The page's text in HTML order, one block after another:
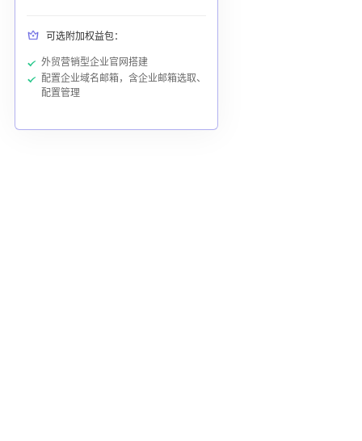
可选附加权益包：
外贸营销型企业官网搭建
配置企业域名邮箱，含企业邮箱选取、
配置管理